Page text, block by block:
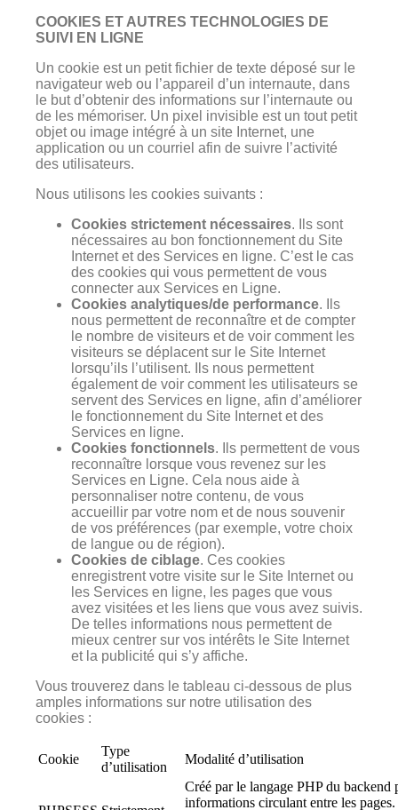
COOKIES ET AUTRES TECHNOLOGIES DE
SUIVI EN LIGNE
Un cookie est un petit fichier de texte déposé sur le
navigateur web ou l’appareil d’un internaute, dans
le but d’obtenir des informations sur l’internaute ou
de les mémoriser. Un pixel invisible est un tout petit
objet ou image intégré à un site Internet, une
application ou un courriel afin de suivre l’activité
des utilisateurs.
Nous utilisons les cookies suivants :
Cookies strictement nécessaires. Ils sont
nécessaires au bon fonctionnement du Site
Internet et des Services en ligne. C’est le cas
des cookies qui vous permettent de vous
connecter aux Services en Ligne.
Cookies analytiques/de performance. Ils
nous permettent de reconnaître et de compter
le nombre de visiteurs et de voir comment les
visiteurs se déplacent sur le Site Internet
lorsqu’ils l’utilisent. Ils nous permettent
également de voir comment les utilisateurs se
servent des Services en ligne, afin d’améliorer
le fonctionnement du Site Internet et des
Services en ligne.
Cookies fonctionnels. Ils permettent de vous
reconnaître lorsque vous revenez sur les
Services en Ligne. Cela nous aide à
personnaliser notre contenu, de vous
accueillir par votre nom et de nous souvenir
de vos préférences (par exemple, votre choix
de langue ou de région).
Cookies de ciblage. Ces cookies
enregistrent votre visite sur le Site Internet ou
les Services en ligne, les pages que vous
avez visitées et les liens que vous avez suivis.
De telles informations nous permettent de
mieux centrer sur vos intérêts le Site Internet
et la publicité qui s’y affiche.
Vous trouverez dans le tableau ci-dessous de plus
amples informations sur notre utilisation des
cookies :
Cookie
Type
d’utilisation
Modalité d’utilisation
Créé par le langage PHP du backend
informations circulant entre les